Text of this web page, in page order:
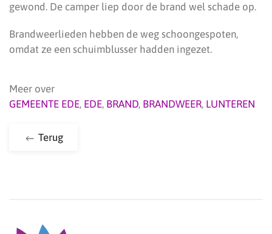
gewond. De camper liep door de brand wel schade op.
Brandweerlieden hebben de weg schoongespoten,
omdat ze een schuimblusser hadden ingezet.
Meer over
GEMEENTE EDE, EDE, BRAND, BRANDWEER, LUNTEREN
Terug